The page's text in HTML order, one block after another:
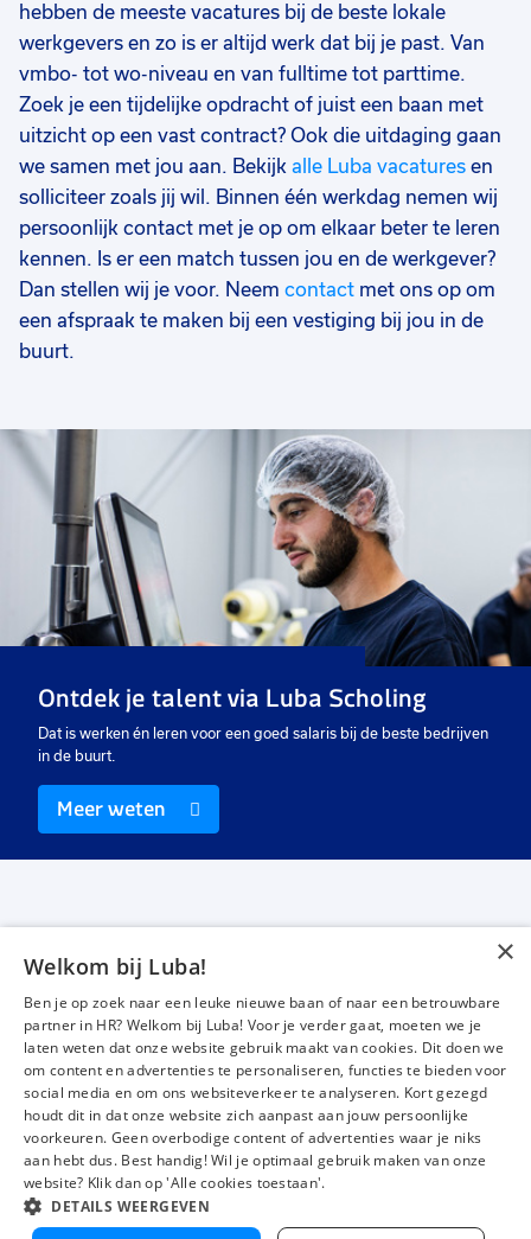
hebben de meeste vacatures bij de beste lokale
werkgevers en zo is er altijd werk dat bij je past. Van
vmbo- tot wo-niveau en van fulltime tot parttime.
Zoek je een tijdelijke opdracht of juist een baan met
uitzicht op een vast contract? Ook die uitdaging gaan
we samen met jou aan. Bekijk alle Luba vacatures en
solliciteer zoals jij wil. Binnen één werkdag nemen wij
persoonlijk contact met je op om elkaar beter te leren
kennen. Is er een match tussen jou en de werkgever?
Dan stellen wij je voor. Neem contact met ons op om
een afspraak te maken bij een vestiging bij jou in de
buurt.
Ontdek je talent via Luba Scholing
Dat is werken én leren voor een goed salaris bij de beste bedrijven
in de buurt.
Meer weten
Werken bij Luba
Voor werkgevers
Mijn Luba
Contact
InstagramFacebookLinkedIn YouTube
Luba wordt beoordeeld met een
×
Welkom bij Luba!
Ben je op zoek naar een leuke nieuwe baan of naar een betrouwbare
partner in HR? Welkom bij Luba! Voor je verder gaat, moeten we je
laten weten dat onze website gebruik maakt van cookies. Dit doen we
om content en advertenties te personaliseren, functies te bieden voor
social media en om ons websiteverkeer te analyseren. Kort gezegd
houdt dit in dat onze website zich aanpast aan jouw persoonlijke
voorkeuren. Geen overbodige content of advertenties waar je niks
aan hebt dus. Best handig! Wil je optimaal gebruik maken van onze
website? Klik dan op 'Alle cookies toestaan'.
DETAILS WEERGEVEN